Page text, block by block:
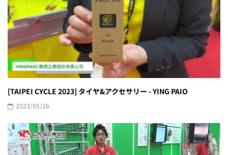
[TAIPEI CYCLE 2023] タイヤ&アクセサリー - YING PAIO
2023/05/26